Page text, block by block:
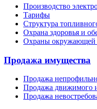
Производство
Тарифы
Структура
Охрана здоровья и
Охраны окружающей
Продажа имущества
Продажа
Продажа движимого
Продажа